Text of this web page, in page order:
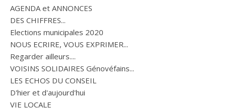
AGENDA et ANNONCES
DES CHIFFRES...
Elections municipales 2020
NOUS ECRIRE, VOUS EXPRIMER...
Regarder ailleurs....
VOISINS SOLIDAIRES Génovéfains...
LES ECHOS DU CONSEIL
D'hier et d'aujourd'hui
VIE LOCALE